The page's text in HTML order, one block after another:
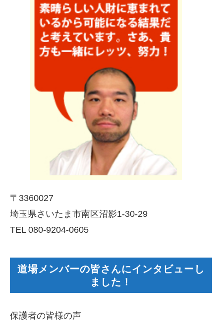
〒3360027
埼玉県さいたま市南区沼影1-30-29
TEL 080-9204-0605
道場メンバーの皆さんにインタビューし
ました！
保護者の皆様の声